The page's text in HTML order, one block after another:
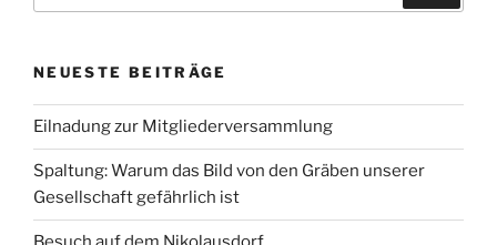
NEUESTE BEITRÄGE
Eilnadung zur Mitgliederversammlung
Spaltung: Warum das Bild von den Gräben unserer
Gesellschaft gefährlich ist